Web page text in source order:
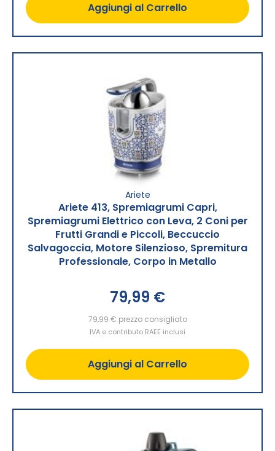
Aggiungi al Carrello
Ariete
Ariete 413, Spremiagrumi Capri,
Spremiagrumi Elettrico con Leva, 2 Coni per
Frutti Grandi e Piccoli, Beccuccio
Salvagoccia, Motore Silenzioso, Spremitura
Professionale, Corpo in Metallo
79,99 €
79,99 € prezzo consigliato
IVA e contributo RAEE inclusi
Aggiungi al Carrello